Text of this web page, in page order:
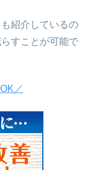
紹介しているの
すことが可能で
／